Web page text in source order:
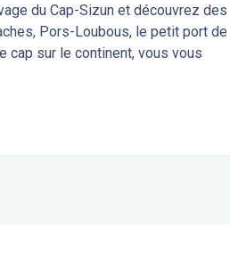
du Cap-Sizun et découvrez des
Pors-Loubous, le petit port de
cap sur le continent, vous vous